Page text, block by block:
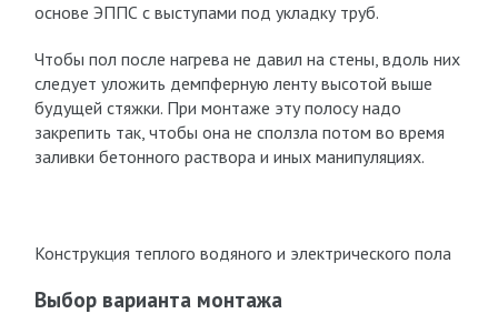
основе ЭППС с выступами под укладку труб.
Чтобы пол после нагрева не давил на стены, вдоль них
следует уложить демпферную ленту высотой выше
будущей стяжки. При монтаже эту полосу надо
закрепить так, чтобы она не сползла потом во время
заливки бетонного раствора и иных манипуляциях.
Конструкция теплого водяного и электрического пола
Выбор варианта монтажа